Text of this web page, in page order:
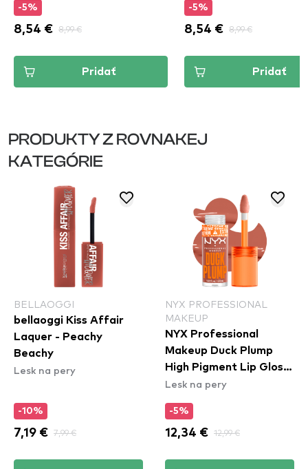
-5%
8,54 € 8,99 €
Pridať
-5%
8,54 € 8,99 €
Pridať
PRODUKTY Z ROVNAKEJ
KATEGÓRIE
BELLAOGGI
bellaoggi Kiss Affair
Laquer - Peachy
Beachy
Lesk na pery
-10%
7,19 € 7,99 €
NYX PROFESSIONAL
MAKEUP
NYX Professional
Makeup Duck Plump
High Pigment Lip Gloss
- Apri-Caught
Lesk na pery
-5%
12,34 € 12,99 €